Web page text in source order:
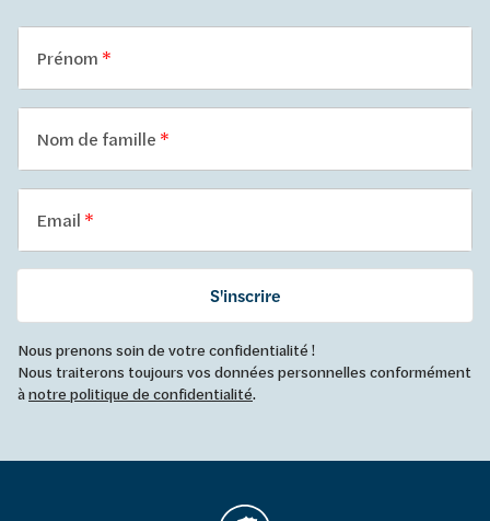
Prénom
Nom de famille
Email
S'inscrire
Nous prenons soin de votre confidentialité !
Nous traiterons toujours vos données personnelles conformément
ànotre politique de confidentialité.